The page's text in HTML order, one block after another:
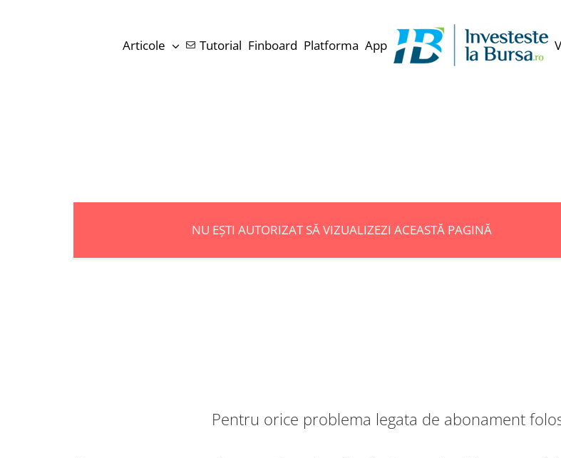
Articole Tutorial Finboard Platforma App
NU EȘTI AUTORIZAT SĂ VIZUALIZEZI ACEASTĂ PAGINĂ
Pentru orice problema legata de abonament